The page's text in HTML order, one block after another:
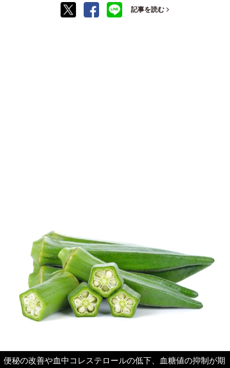
記事を読む
便秘の改善や血中コレステロールの低下、血糖値の抑制が期